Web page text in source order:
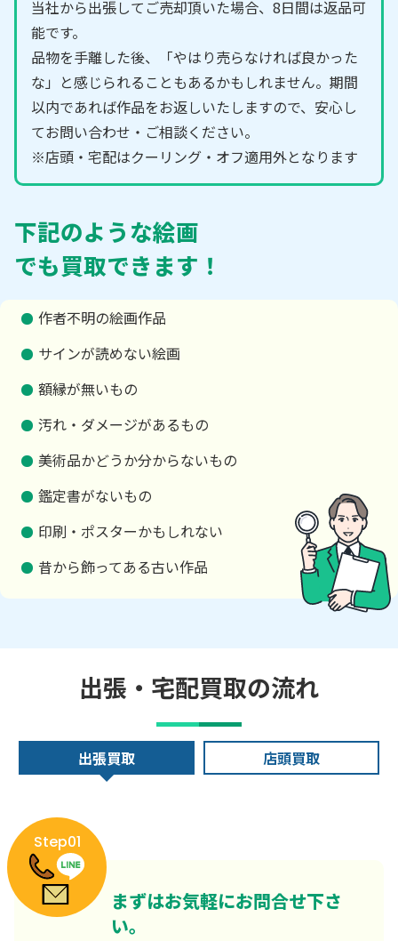
当社から出張してご売却頂いた場合、8日間は返品可
能です。
品物を手離した後、「やはり売らなければ良かった
な」と感じられることもあるかもしれません。期間
以内であれば作品をお返しいたしますので、安心し
てお問い合わせ・ご相談ください。
※店頭・宅配はクーリング・オフ適用外となります
下記のような絵画
でも買取できます！
作者不明の絵画作品
サインが読めない絵画
額縁が無いもの
汚れ・ダメージがあるもの
美術品かどうか分からないもの
鑑定書がないもの
印刷・ポスターかもしれない
昔から飾ってある古い作品
出張・宅配買取の流れ
出張買取 店頭買取
Step01
まずはお気軽にお問合せ下さ
い。